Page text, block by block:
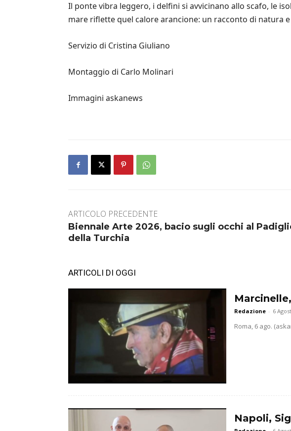
Il ponte vibra leggero, i delfini si avvicinano allo scafo, le
mare riflette quel calore arancione: un racconto di natura
Servizio di Cristina Giuliano
Montaggio di Carlo Molinari
Immagini askanews
ARTICOLO PRECEDENTE
Biennale Arte 2026, bacio sugli occhi al
della Turchia
ARTICOLI DI OGGI
Redazione - 6
Roma, 6 ago.
Napoli,